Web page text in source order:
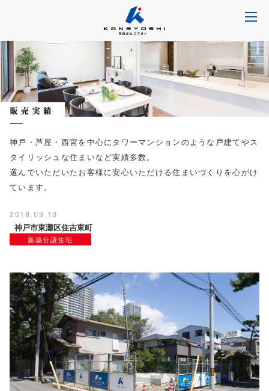
神戸・芦屋・西宮を中心にタワーマンションのような戸建てやス
タイリッシュな住まいなど実績多数。
選んでいただいたお客様に安心いただける住まいづくりを心がけ
ています。
2018.09.13
神戸市東灘区住吉東町
新築分譲住宅